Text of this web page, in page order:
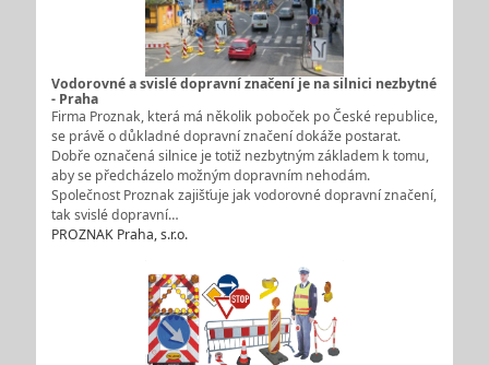
Vodorovné a svislé dopravní značení je na silnici nezbytné
- Praha
Firma Proznak, která má několik poboček po České republice,
se právě o důkladné dopravní značení dokáže postarat.
Dobře označená silnice je totiž nezbytným základem k tomu,
aby se předcházelo možným dopravním nehodám.
Společnost Proznak zajišťuje jak vodorovné dopravní značení,
tak svislé dopravní…
PROZNAK Praha, s.r.o.